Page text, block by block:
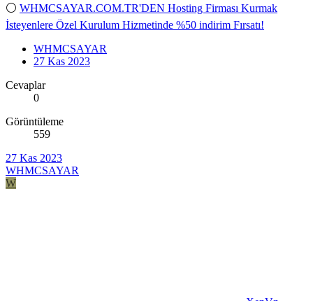
⚪ WHMCSAYAR.COM.TR'DEN Hosting Firması Kurmak
İsteyenlere Özel Kurulum Hizmetinde %50 indirim Fırsatı!
WHMCSAYAR
27 Kas 2023
Cevaplar
0
Görüntüleme
559
27 Kas 2023
WHMCSAYAR
W